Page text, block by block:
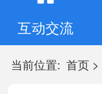
互动交流
当前位置: 首页>